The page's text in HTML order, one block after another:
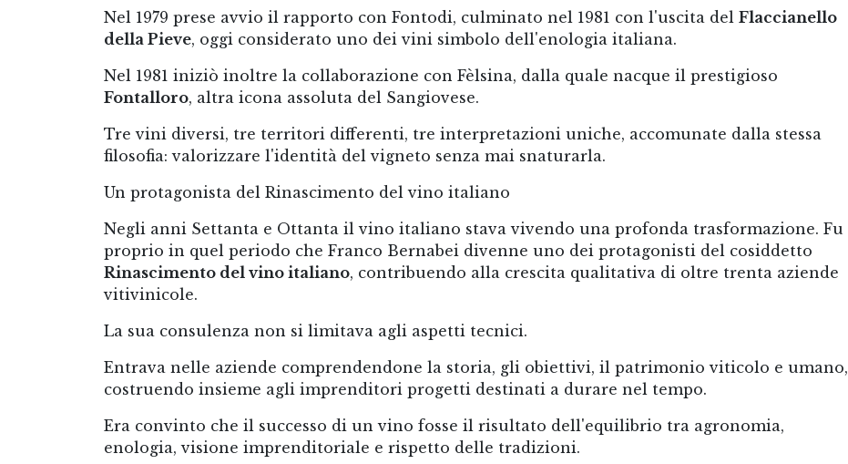
Nel 1979 prese avvio il rapporto con Fontodi, culminato nel 1981 con l'uscita del Flaccianello
della Pieve, oggi considerato uno dei vini simbolo dell'enologia italiana.
Nel 1981 iniziò inoltre la collaborazione con Fèlsina, dalla quale nacque il prestigioso
Fontalloro, altra icona assoluta del Sangiovese.
Tre vini diversi, tre territori differenti, tre interpretazioni uniche, accomunate dalla stessa
filosofia: valorizzare l'identità del vigneto senza mai snaturarla.
Un protagonista del Rinascimento del vino italiano
Negli anni Settanta e Ottanta il vino italiano stava vivendo una profonda trasformazione. Fu
proprio in quel periodo che Franco Bernabei divenne uno dei protagonisti del cosiddetto
Rinascimento del vino italiano, contribuendo alla crescita qualitativa di oltre trenta aziende
vitivinicole.
La sua consulenza non si limitava agli aspetti tecnici.
Entrava nelle aziende comprendendone la storia, gli obiettivi, il patrimonio viticolo e umano,
costruendo insieme agli imprenditori progetti destinati a durare nel tempo.
Era convinto che il successo di un vino fosse il risultato dell'equilibrio tra agronomia,
enologia, visione imprenditoriale e rispetto delle tradizioni.